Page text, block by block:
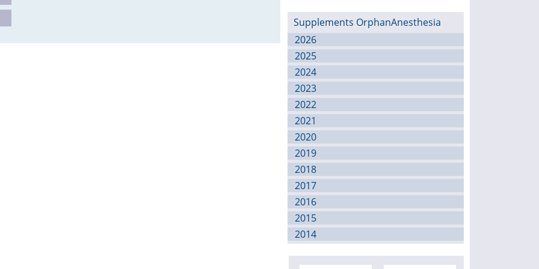
Supplements OrphanAnesthesia
2026
2025
2024
2023
2022
2021
2020
2019
2018
2017
2016
2015
2014